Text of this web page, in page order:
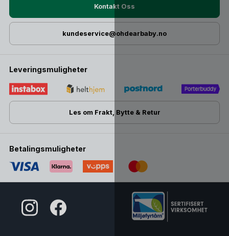
Kontakt Oss
kundeservice@ohdearbaby.no
Leveringsmuligheter
Les om Frakt, Bytte & Retur
Betalingsmuligheter